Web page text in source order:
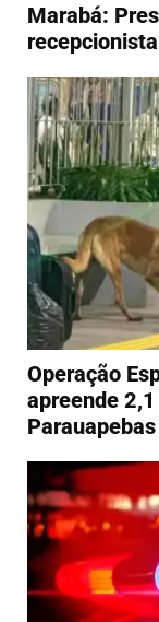
Marabá:
Operação
apreende
Parauapebas